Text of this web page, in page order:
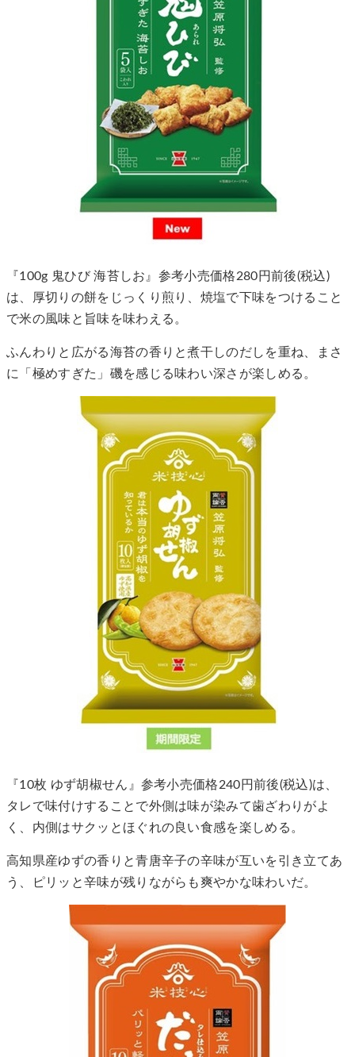
『100g 鬼ひび 海苔しお』参考小売価格280円前後(税込)
は、厚切りの餅をじっくり煎り、焼塩で下味をつけること
で米の風味と旨味を味わえる。
ふんわりと広がる海苔の香りと煮干しのだしを重ね、まさ
に「極めすぎた」磯を感じる味わい深さが楽しめる。
『10枚 ゆず胡椒せん』参考小売価格240円前後(税込)は、
タレで味付けすることで外側は味が染みて歯ざわりがよ
く、内側はサクッとほぐれの良い食感を楽しめる。
高知県産ゆずの香りと青唐辛子の辛味が互いを引き立てあ
う、ピリッと辛味が残りながらも爽やかな味わいだ。